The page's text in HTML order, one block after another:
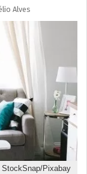
Alves
StockSnap/Pixabay